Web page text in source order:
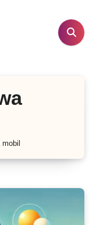
mobil